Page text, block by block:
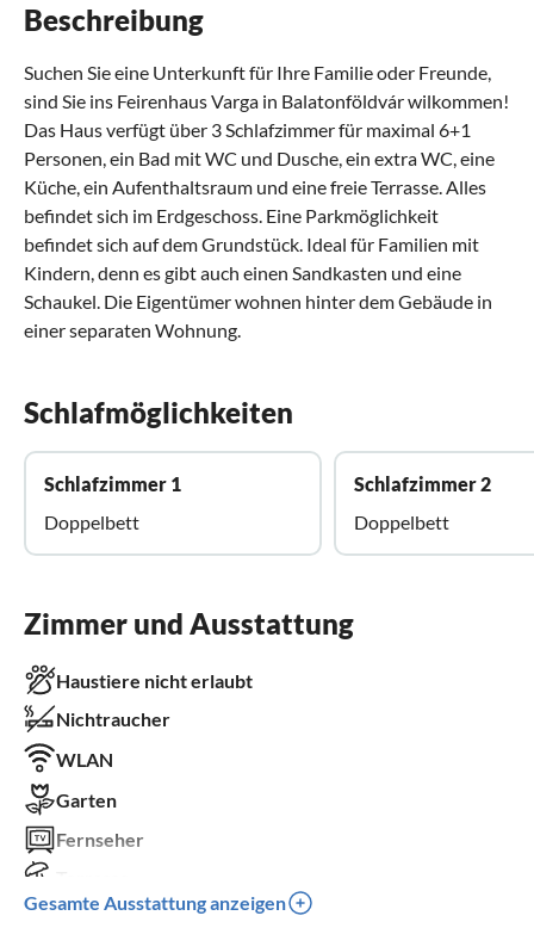
Beschreibung
Suchen Sie eine Unterkunft für Ihre Familie oder Freunde,
sind Sie ins Feirenhaus Varga in Balatonföldvár wilkommen!
Das Haus verfügt über 3 Schlafzimmer für maximal 6+1
Personen, ein Bad mit WC und Dusche, ein extra WC, eine
Küche, ein Aufenthaltsraum und eine freie Terrasse. Alles
befindet sich im Erdgeschoss. Eine Parkmöglichkeit
befindet sich auf dem Grundstück. Ideal für Familien mit
Kindern, denn es gibt auch einen Sandkasten und eine
Schaukel. Die Eigentümer wohnen hinter dem Gebäude in
einer separaten Wohnung.
Schlafmöglichkeiten
Schlafzimmer 1
Doppelbett
Schlafzimmer 2
Doppelbett
Zimmer und Ausstattung
Haustiere nicht erlaubt
Nichtraucher
WLAN
Garten
Fernseher
Spülmaschine
Gesamte Ausstattung anzeigen